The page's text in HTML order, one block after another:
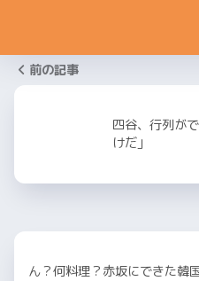
前の記事
四谷、行列が
けだ」
ん？何料理？赤坂にできた韓